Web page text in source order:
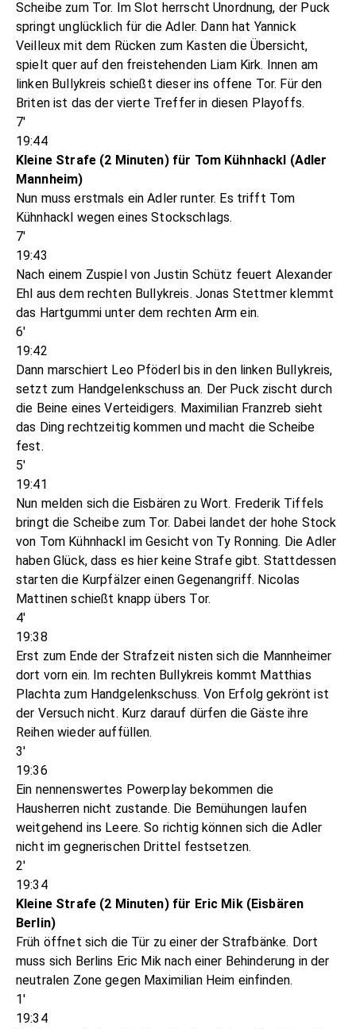
Scheibe zum Tor. Im Slot herrscht Unordnung, der Puck
springt unglücklich für die Adler. Dann hat Yannick
Veilleux mit dem Rücken zum Kasten die Übersicht,
spielt quer auf den freistehenden Liam Kirk. Innen am
linken Bullykreis schießt dieser ins offene Tor. Für den
Briten ist das der vierte Treffer in diesen Playoffs.
7'
19:44
Kleine Strafe (2 Minuten) für Tom Kühnhackl (Adler
Mannheim)
Nun muss erstmals ein Adler runter. Es trifft Tom
Kühnhackl wegen eines Stockschlags.
7'
19:43
Nach einem Zuspiel von Justin Schütz feuert Alexander
Ehl aus dem rechten Bullykreis. Jonas Stettmer klemmt
das Hartgummi unter dem rechten Arm ein.
6'
19:42
Dann marschiert Leo Pföderl bis in den linken Bullykreis,
setzt zum Handgelenkschuss an. Der Puck zischt durch
die Beine eines Verteidigers. Maximilian Franzreb sieht
das Ding rechtzeitig kommen und macht die Scheibe
fest.
5'
19:41
Nun melden sich die Eisbären zu Wort. Frederik Tiffels
bringt die Scheibe zum Tor. Dabei landet der hohe Stock
von Tom Kühnhackl im Gesicht von Ty Ronning. Die Adler
haben Glück, dass es hier keine Strafe gibt. Stattdessen
starten die Kurpfälzer einen Gegenangriff. Nicolas
Mattinen schießt knapp übers Tor.
4'
19:38
Erst zum Ende der Strafzeit nisten sich die Mannheimer
dort vorn ein. Im rechten Bullykreis kommt Matthias
Plachta zum Handgelenkschuss. Von Erfolg gekrönt ist
der Versuch nicht. Kurz darauf dürfen die Gäste ihre
Reihen wieder auffüllen.
3'
19:36
Ein nennenswertes Powerplay bekommen die
Hausherren nicht zustande. Die Bemühungen laufen
weitgehend ins Leere. So richtig können sich die Adler
nicht im gegnerischen Drittel festsetzen.
2'
19:34
Kleine Strafe (2 Minuten) für Eric Mik (Eisbären
Berlin)
Früh öffnet sich die Tür zu einer der Strafbänke. Dort
muss sich Berlins Eric Mik nach einer Behinderung in der
neutralen Zone gegen Maximilian Heim einfinden.
1'
19:34